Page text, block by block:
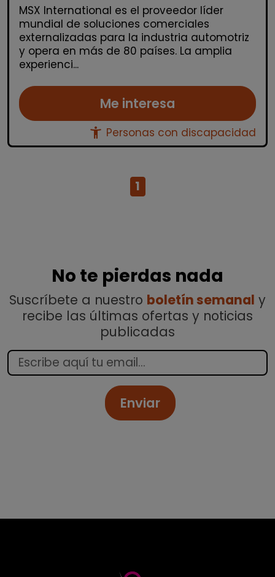
MSX International es el proveedor líder
mundial de soluciones comerciales
externalizadas para la industria automotriz
y opera en más de 80 países. La amplia
experienci...
Me interesa
accessibility_new Personas con discapacidad
1
No te pierdas nada
Suscríbete a nuestro boletín semanal y
recibe las últimas ofertas y noticias
publicadas
Enviar